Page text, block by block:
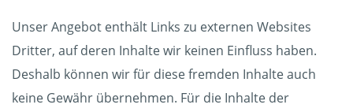
Unser Angebot enthält Links zu externen Websites
Dritter, auf deren Inhalte wir keinen Einfluss haben.
Deshalb können wir für diese fremden Inhalte auch
keine Gewähr übernehmen. Für die Inhalte der